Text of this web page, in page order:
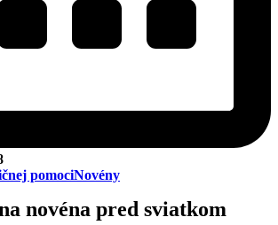
pomociNovény
novéna pred sviatkom